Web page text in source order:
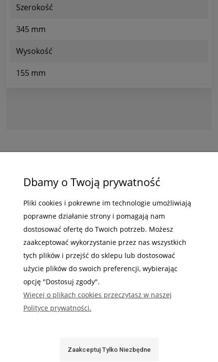
Szerokość
345 mm
Wysokość
155 mm
ZAKUPY
POMOC
MOJE KONTO
INFORMACJE
Gdzie nas możesz znaleźć
Dbamy o Twoją prywatność
Pliki cookies i pokrewne im technologie umożliwiają
poprawne działanie strony i pomagają nam
dostosować ofertę do Twoich potrzeb. Możesz
zaakceptować wykorzystanie przez nas wszystkich
tych plików i przejść do sklepu lub dostosować
użycie plików do swoich preferencji, wybierając
opcję "Dostosuj zgody".
Więcej o plikach cookies przeczytasz w naszej
Polityce prywatności.
Zaakceptuj Tylko Niezbędne